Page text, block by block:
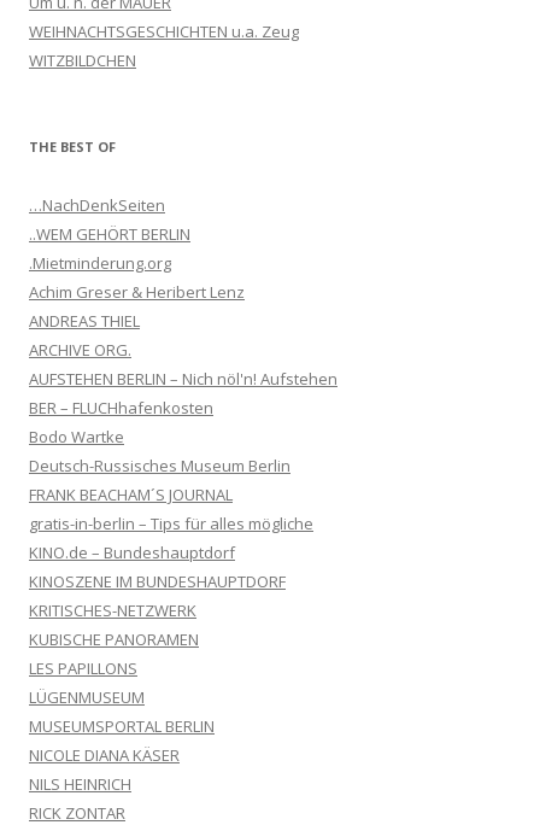
WEIHNACHTSGESCHICHTEN u.a. Zeug
WITZBILDCHEN
THE BEST OF
…NachDenkSeiten
..WEM GEHÖRT BERLIN
.Mietminderung.org
Achim Greser & Heribert Lenz
ANDREAS THIEL
ARCHIVE ORG.
AUFSTEHEN BERLIN – Nich nöl'n! Aufstehen
BER – FLUCHhafenkosten
Bodo Wartke
Deutsch-Russisches Museum Berlin
FRANK BEACHAM´S JOURNAL
gratis-in-berlin – Tips für alles mögliche
KINO.de – Bundeshauptdorf
KINOSZENE IM BUNDESHAUPTDORF
KRITISCHES-NETZWERK
KUBISCHE PANORAMEN
LES PAPILLONS
LÜGENMUSEUM
MUSEUMSPORTAL BERLIN
NICOLE DIANA KÄSER
NILS HEINRICH
RICK ZONTAR